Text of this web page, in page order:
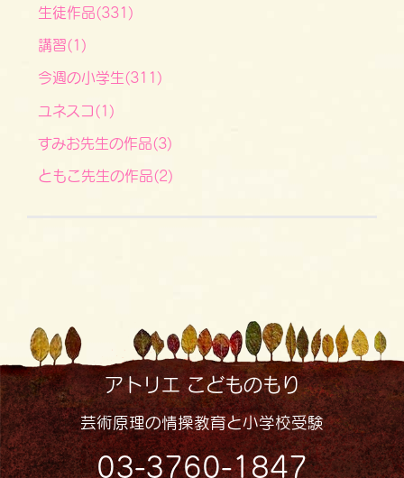
生徒作品(331)
講習(1)
今週の小学生(311)
ユネスコ(1)
すみお先生の作品(3)
ともこ先生の作品(2)
アトリエ こどものもり
芸術原理の情操教育と小学校受験
03-3760-1847